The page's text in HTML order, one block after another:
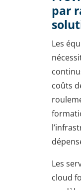
par
Les
coûts
Les
cloud